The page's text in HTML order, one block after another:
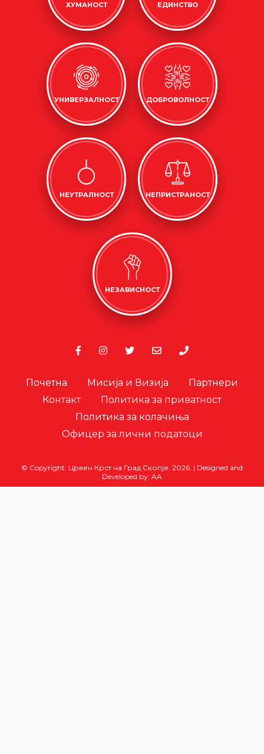
ХУМАНОСТ ЕДИНСТВО
УНИВЕРЗАЛНОСТ ДОБРОВОЛНОСТ
НЕУТРАЛНОСТ НЕПРИСТРАНОСТ
НЕЗАВИСНОСТ
Почетна Мисија и Визија
Партнери
Контакт
Политика за приватност
Политика за колачиња
Офицер за лични податоци
© Copyright. Црвен Крст на Град Скопје. 2026. | Designed and
Developed by: AA